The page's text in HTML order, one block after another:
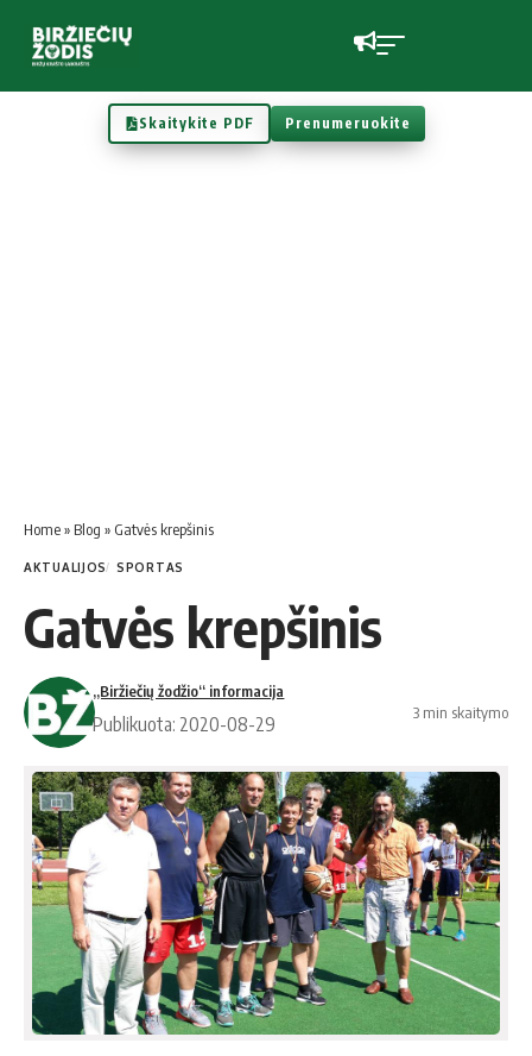
Skaitykite PDF Prenumeruokite
Home» Blog » Gatvės krepšinis
AKTUALIJOS SPORTAS
Gatvės krepšinis
„Biržiečių žodžio“ informacija
Publikuota: 2020-08-29
3 min skaitymo